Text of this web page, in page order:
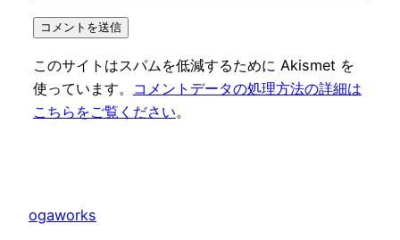
このサイトはスパムを低減するために Akismet を
使っています。
コメントデータの処理方法の詳細は
こちらをご覧ください。
ogaworks